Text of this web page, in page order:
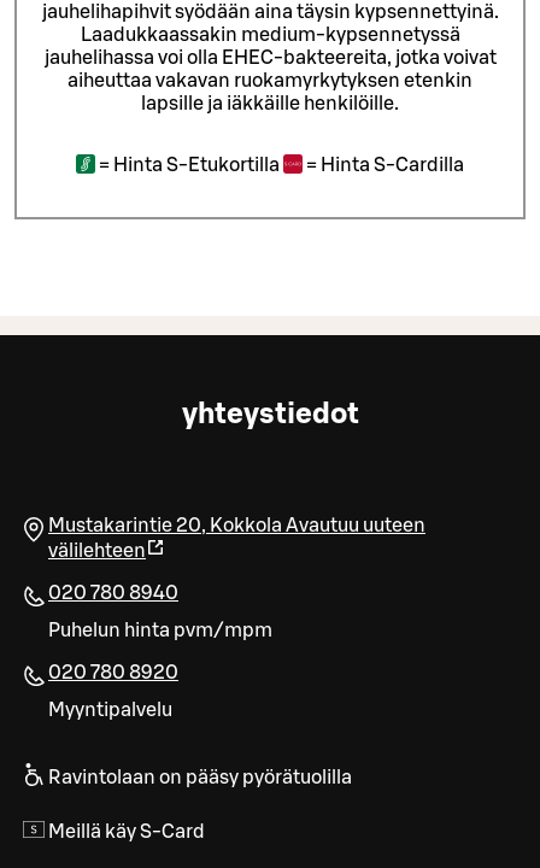
jauhelihapihvit syödään aina täysin kypsennettyinä.
Laadukkaassakin medium-kypsennetyssä
jauhelihassa voi olla EHEC-bakteereita, jotka voivat
aiheuttaa vakavan ruokamyrkytyksen etenkin
lapsille ja iäkkäille henkilöille.
= Hinta S-Etukortilla = Hinta S-Cardilla
yhteystiedot
Mustakarintie 20, Kokkola Avautuu uuteen
välilehteen
020 780 8940
Puhelun hinta pvm/mpm
020 780 8920
Myyntipalvelu
Ravintolaan on pääsy pyörätuolilla
Meillä käy S-Card